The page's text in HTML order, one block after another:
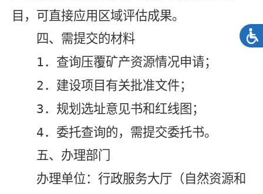
目，可直接应用区域评估成果。
四、需提交的材料
1．查询压覆矿产资源情况申请；
2 ．建设项目有关批准文件；
3 ．规划选址意见书和红线图；
4．委托查询的，需提交委托书。
五、办理部门
办理单位：行政服务大厅（自然资源和